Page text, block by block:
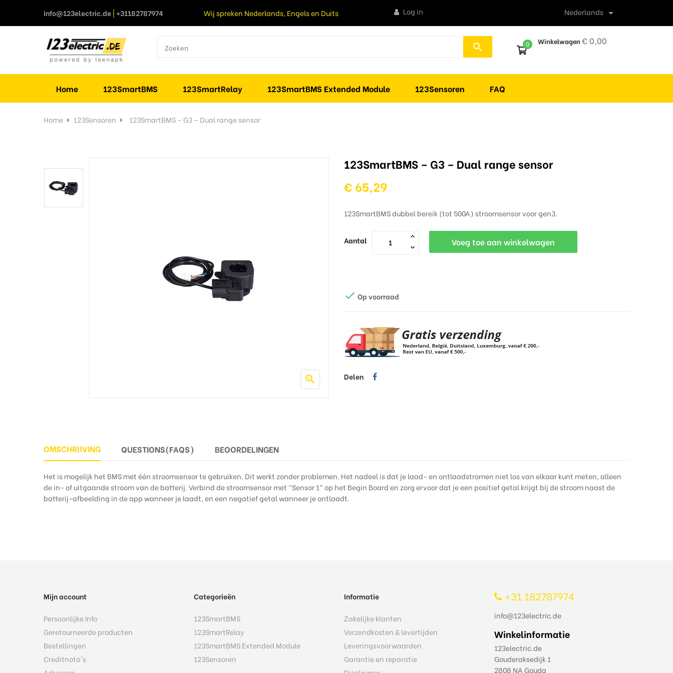
info@123electric.de| +31182787974 Wij spreken Nederlands, Engels en Duits Nederlands 
Log in
search Winkelwagen € 0,00
0
Home 123SmartBMS 123SmartRelay 123SmartBMS Extended Module 123Sensoren FAQ
Home 123Sensoren 123SmartBMS – G3 – Dual range sensor

123SmartBMS – G3 – Dual range sensor
€ 65,29
123SmartBMS dubbel bereik (tot 500A) stroomsensor voor gen3.
Aantal Voeg toe aan winkelwagen
 Op voorraad
Delen
OMSCHRIJVING QUESTIONS(FAQS) BEOORDELINGEN
Het is mogelijk het BMS met één stroomsensor te gebruiken. Dit werkt zonder problemen. Het nadeel is dat je laad- en ontlaadstromen niet los van elkaar kunt meten, alleen
de in- of uitgaande stroom van de batterij. Verbind de stroomsensor met “Sensor 1” op het Begin Board en zorg ervoor dat je een positief getal krijgt bij de stroom naast de
batterij-afbeelding in de app wanneer je laadt, en een negatief getal wanneer je ontlaadt.
Mijn account
Persoonlijke Info
Geretourneerde producten
Bestellingen
Creditnota's
Categorieën
123SmartBMS
123SmartRelay
123SmartBMS Extended Module
123Sensoren
Informatie
Zakelijke klanten
Verzendkosten & levertijden
Leveringsvoorwaarden
Garantie en reparatie
+31 182787974
info@123electric.de
Winkelinformatie
123electric.de
Gouderaksedijk 1
2808 NA Gouda